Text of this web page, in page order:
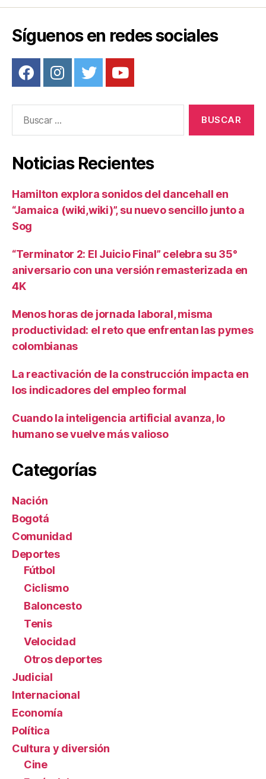
k
Síguenos en redes sociales
Noticias Recientes
Hamilton explora sonidos del dancehall en
“Jamaica (wiki,wiki)”, su nuevo sencillo junto a
Sog
“Terminator 2: El Juicio Final” celebra su 35°
aniversario con una versión remasterizada en
4K
Menos horas de jornada laboral, misma
productividad: el reto que enfrentan las pymes
colombianas
La reactivación de la construcción impacta en
los indicadores del empleo formal
Cuando la inteligencia artificial avanza, lo
humano se vuelve más valioso
Categorías
Nación
Bogotá
Comunidad
Deportes
Fútbol
Ciclismo
Baloncesto
Tenis
Velocidad
Otros deportes
Judicial
Internacional
Economía
Política
Cultura y diversión
Cine